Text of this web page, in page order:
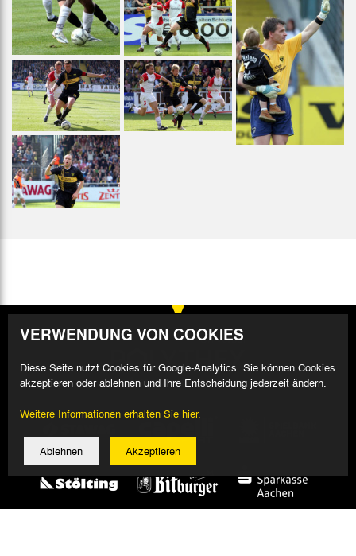
VERWENDUNG VON COOKIES
Diese Seite nutzt Cookies für Google-Analytics. Sie können Cookies
akzeptieren oder ablehnen und Ihre Entscheidung jederzeit ändern.
Weitere Informationen erhalten Sie hier.
Ablehnen Akzeptieren